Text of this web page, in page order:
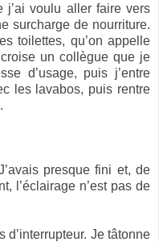
j’ai voulu aller faire vers
surcharge de nourriture.
toilettes, qu’on appelle
un collègue que je
d’usage, puis j’entre
les lavabos, puis rentre
presque fini et, de
l’éclairage n’est pas de
d’interrupteur. Je tâtonne